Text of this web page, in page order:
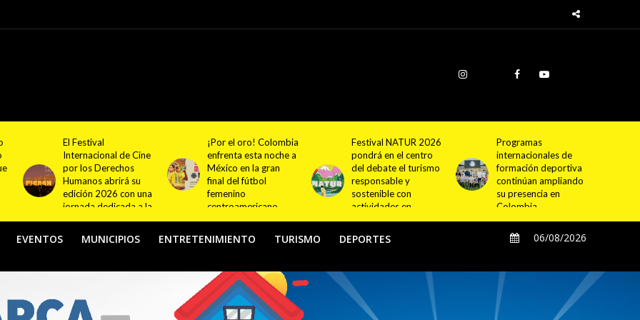
¡Por el oro! Colombia
enfrenta esta noche a
México en la gran
final del fútbol
femenino
centroamericano
Festival NATUR 2026
pondrá en el centro
del debate el turismo
responsable y
sostenible con
actividades en
Bogotá y Guasca
Programas
internacionales de
formación deportiva
continúan ampliando
su presencia en
Colombia
Cundinamarca
proyecta la
construcción de
4.000 nuevas
viviendas en 12
municipios
EVENTOS MUNICIPIOS ENTRETENIMIENTO TURISMO DEPORTES 06/08/2026